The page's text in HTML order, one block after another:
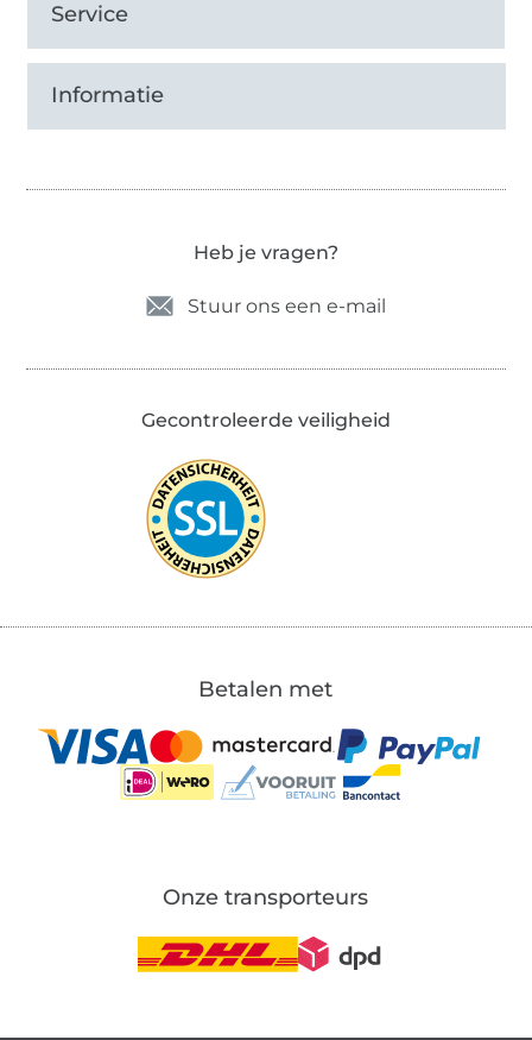
Service
Informatie
Heb je vragen?
Stuur ons een e-mail
Gecontroleerde veiligheid
Betalen met
Onze transporteurs